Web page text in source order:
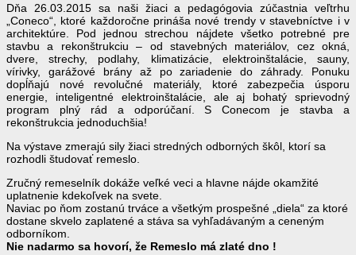
Dňa 26.03.2015 sa naši žiaci a pedagógovia zúčastnia veľtrhu
„Coneco“, ktoré každoročne prináša nové trendy v stavebníctve i v
architektúre. Pod jednou strechou nájdete všetko potrebné pre
stavbu a rekonštrukciu – od stavebných materiálov, cez okná,
dvere, strechy, podlahy, klimatizácie, elektroinštalácie, sauny,
vírivky, garážové brány až po zariadenie do záhrady. Ponuku
dopĺňajú nové revolučné materiály, ktoré zabezpečia úsporu
energie, inteligentné elektroinštalácie, ale aj bohatý sprievodný
program plný rád a odporúčaní. S Conecom je stavba a
rekonštrukcia jednoduchšia!
Na výstave zmerajú sily žiaci stredných odborných škôl, ktorí sa
rozhodli študovať remeslo.
Zručný remeselník dokáže veľké veci a hlavne nájde okamžité
uplatnenie kdekoľvek na svete.
Naviac po ňom zostanú trváce a všetkým prospešné „diela“ za ktoré
dostane skvelo zaplatené a stáva sa vyhľadávaným a ceneným
odborníkom.
Nie nadarmo sa hovorí, že Remeslo má zlaté dno !